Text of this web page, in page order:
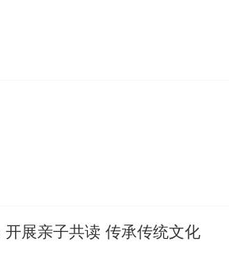
开展亲子共读 传承传统文化